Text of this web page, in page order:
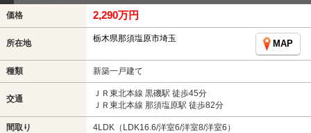
価格 2,290万円
所在地 栃木県那須塩原市埼玉
MAP
種類 新築一戸建て
交通
ＪＲ東北本線 黒磯駅 徒歩45分
ＪＲ東北本線 那須塩原駅 徒歩82分
間取り 4LDK（LDK16.6/洋室6/洋室8/洋室6）